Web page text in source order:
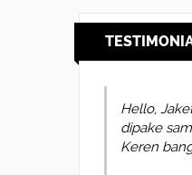
Hello, Jaket nya langsung
dipake sama Ahn Bohyun!
Keren banget euy🥰